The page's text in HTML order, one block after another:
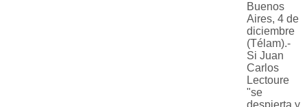
Buenos
Aires, 4 de
diciembre
(Télam).-
Si Juan
Carlos
Lectoure
"se